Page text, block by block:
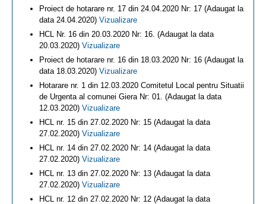
Proiect de hotarare nr. 17 din 24.04.2020 Nr: 17 (Adaugat la
data 24.04.2020) Vizualizare
HCL Nr. 16 din 20.03.2020 Nr: 16. (Adaugat la data
20.03.2020) Vizualizare
Proiect de hotarare nr. 16 din 18.03.2020 Nr: 16 (Adaugat la
data 18.03.2020) Vizualizare
Hotarare nr. 1 din 12.03.2020 Comitetul Local pentru Situatii
de Urgenta al comunei Giera Nr: 01. (Adaugat la data
12.03.2020) Vizualizare
HCL nr. 15 din 27.02.2020 Nr: 15 (Adaugat la data
27.02.2020) Vizualizare
HCL nr. 14 din 27.02.2020 Nr: 14 (Adaugat la data
27.02.2020) Vizualizare
HCL nr. 13 din 27.02.2020 Nr: 13 (Adaugat la data
27.02.2020) Vizualizare
HCL nr. 12 din 27.02.2020 Nr: 12 (Adaugat la data